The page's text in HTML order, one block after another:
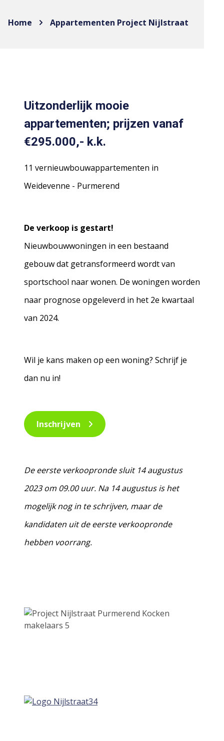
Home Appartementen Project Nijlstraat
Uitzonderlijk mooie
appartementen; prijzen vanaf
€295.000,- k.k.
11 vernieuwbouwappartementen in
Weidevenne - Purmerend
De verkoop is gestart!
Nieuwbouwwoningen in een bestaand
gebouw dat getransformeerd wordt van
sportschool naar wonen. De woningen worden
naar prognose opgeleverd in het 2e kwartaal
van 2024.
Wil je kans maken op een woning? Schrijf je
dan nu in!
Inschrijven
De eerste verkoopronde sluit 14 augustus
2023 om 09.00 uur. Na 14 augustus is het
mogelijk nog in te schrijven, maar de
kandidaten uit de eerste verkoopronde
hebben voorrang.